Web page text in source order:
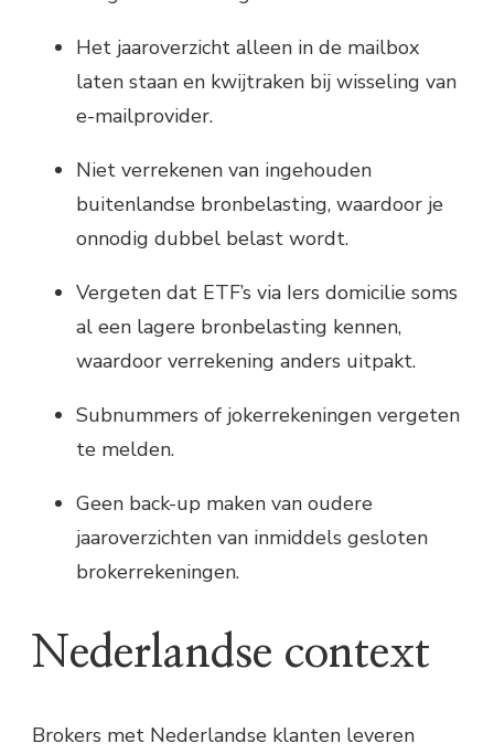
Het jaaroverzicht alleen in de mailbox
laten staan en kwijtraken bij wisseling van
e-mailprovider.
Niet verrekenen van ingehouden
buitenlandse bronbelasting, waardoor je
onnodig dubbel belast wordt.
Vergeten dat ETF’s via Iers domicilie soms
al een lagere bronbelasting kennen,
waardoor verrekening anders uitpakt.
Subnummers of jokerrekeningen vergeten
te melden.
Geen back-up maken van oudere
jaaroverzichten van inmiddels gesloten
brokerrekeningen.
Nederlandse context
Brokers met Nederlandse klanten leveren